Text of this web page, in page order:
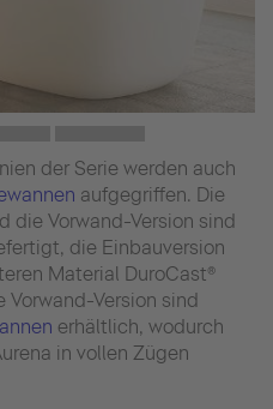
der Serie werden auch
aufgegriffen. Die
die Vorwand-Version sind
die Einbauversion
Material DuroCast®
Version sind
erhältlich, wodurch
in vollen Zügen